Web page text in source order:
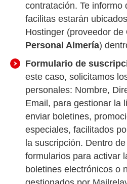
contratación. Te informo
facilitas estarán
Hostinger (proveedor de
Personal Almería)
Formulario de
este caso, solicitamos
personales: Nombre,
Email, para gestionar la
enviar boletines,
especiales, facilitados
la suscripción. Dentro
formularios para activar
boletines electrónicos o